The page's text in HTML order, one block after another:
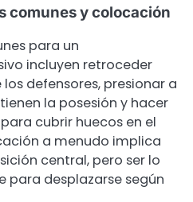
comunes y colocación
para un
incluyen retroceder
defensores, presionar a
la posesión y hacer
cubrir huecos en el
a menudo implica
central, pero ser lo
para desplazarse según